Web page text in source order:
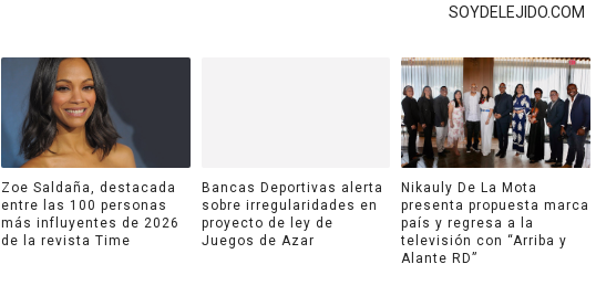
SOYDELEJIDO.COM
Zoe Saldaña, destacada
entre las 100 personas
más influyentes de 2026
de la revista Time
Bancas Deportivas alerta
sobre irregularidades en
proyecto de ley de
Juegos de Azar
Nikauly De La Mota
presenta propuesta marca
país y regresa a la
televisión con “Arriba y
Alante RD”